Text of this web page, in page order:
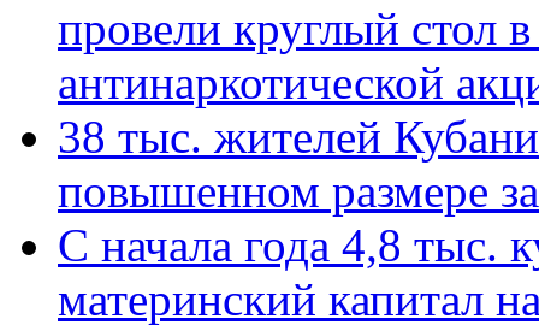
провели круглый стол
антинаркотической
38 тыс. жителей
повышенном размере
С начала года 4,8 тыс.
материнский капитал